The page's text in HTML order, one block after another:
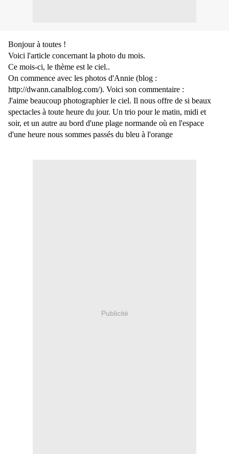
Bonjour à toutes !
Voici l'article concernant la photo du mois.
Ce mois-ci, le thème est le ciel..
On commence avec les photos d'Annie (blog :
http://dwann.canalblog.com/). Voici son commentaire :
J'aime beaucoup photographier le ciel. Il nous offre de si beaux
spectacles à toute heure du jour. Un trio pour le matin, midi et
soir, et un autre au bord d'une plage normande où en l'espace
d'une heure nous sommes passés du bleu à l'orange
Publicité